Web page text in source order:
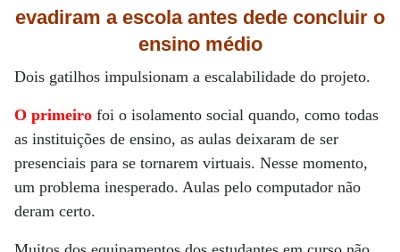
evadiram a escola antes dede concluir o
ensino médio
Dois gatilhos impulsionam a escalabilidade do projeto.
O primeiro foi o isolamento social quando, como todas
as instituições de ensino, as aulas deixaram de ser
presenciais para se tornarem virtuais. Nesse momento,
um problema inesperado. Aulas pelo computador não
deram certo.